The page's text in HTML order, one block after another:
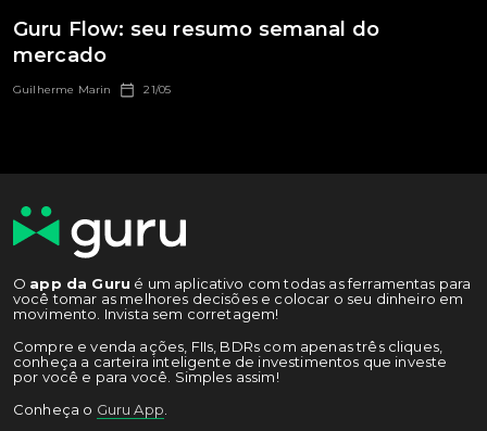
Guru Flow: seu resumo semanal do
mercado
Guilherme Marin 21/05
O app da Guru é um aplicativo com todas as ferramentas para
você tomar as melhores decisões e colocar o seu dinheiro em
movimento. Invista sem corretagem!
Compre e venda ações, FIIs, BDRs com apenas três cliques,
conheça a carteira inteligente de investimentos que investe
por você e para você. Simples assim!
Conheça o Guru App